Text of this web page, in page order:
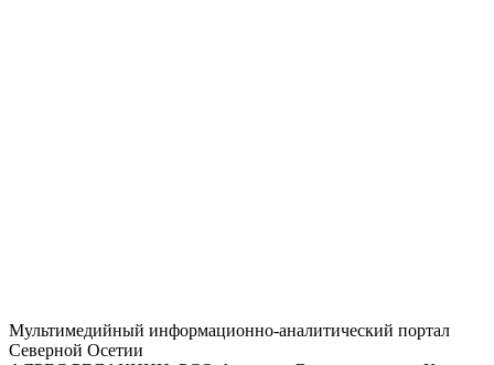
Mультимедийный информационно-аналитический портал
Северной Осетии